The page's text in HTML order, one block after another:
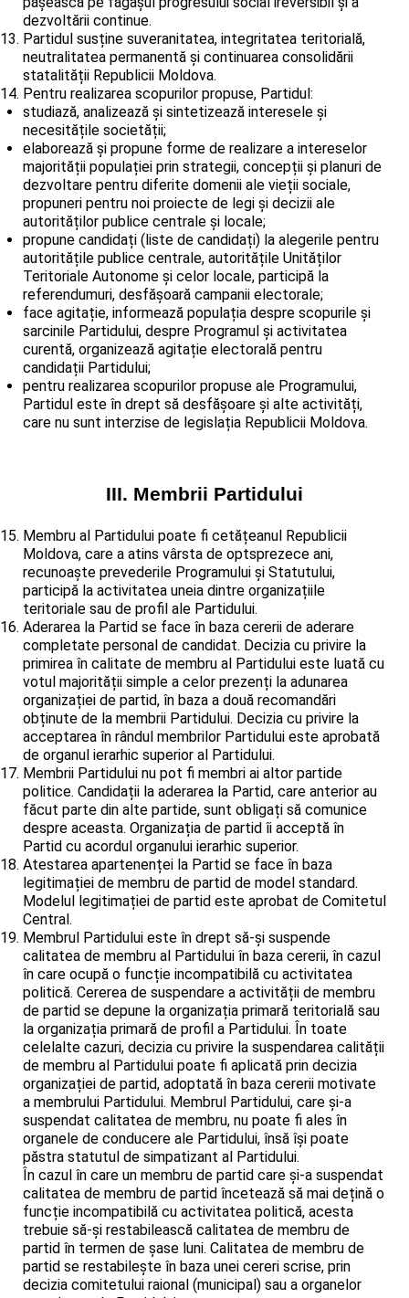
dezvoltării continue.
Partidul susține suveranitatea, integritatea teritorială,
neutralitatea permanentă și continuarea consolidării
statalității Republicii Moldova.
Pentru realizarea scopurilor propuse, Partidul:
studiază, analizează și sintetizează interesele și
necesitățile societății;
elaborează și propune forme de realizare a intereselor
majorității populației prin strategii, concepții și planuri de
dezvoltare pentru diferite domenii ale vieții sociale,
propuneri pentru noi proiecte de legi și decizii ale
autorităților publice centrale și locale;
propune candidați (liste de candidați) la alegerile pentru
autoritățile publice centrale, autoritățile Unităților
Teritoriale Autonome și celor locale, participă la
referendumuri, desfășoară campanii electorale;
face agitație, informează populația despre scopurile și
sarcinile Partidului, despre Programul și activitatea
curentă, organizează agitație electorală pentru
candidații Partidului;
pentru realizarea scopurilor propuse ale Programului,
Partidul este în drept să desfășoare și alte activități,
care nu sunt interzise de legislația Republicii Moldova.
III. Membrii Partidului
Membru al Partidului poate fi cetățeanul Republicii
Moldova, care a atins vârsta de optsprezece ani,
recunoaște prevederile Programului și Statutului,
participă la activitatea uneia dintre organizațiile
teritoriale sau de profil ale Partidului.
Aderarea la Partid se face în baza cererii de aderare
completate personal de candidat. Decizia cu privire la
primirea în calitate de membru al Partidului este luată cu
votul majorității simple a celor prezenți la adunarea
organizației de partid, în baza a două recomandări
obținute de la membrii Partidului. Decizia cu privire la
acceptarea în rândul membrilor Partidului este aprobată
de organul ierarhic superior al Partidului.
Membrii Partidului nu pot fi membri ai altor partide
politice. Candidații la aderarea la Partid, care anterior au
făcut parte din alte partide, sunt obligați să comunice
despre aceasta. Organizația de partid îi acceptă în
Partid cu acordul organului ierarhic superior.
Atestarea apartenenței la Partid se face în baza
legitimației de membru de partid de model standard.
Modelul legitimației de partid este aprobat de Comitetul
Central.
Membrul Partidului este în drept să-și suspende
calitatea de membru al Partidului în baza cererii, în cazul
în care ocupă o funcție incompatibilă cu activitatea
politică. Cererea de suspendare a activității de membru
de partid se depune la organizația primară teritorială sau
la organizația primară de profil a Partidului. În toate
celelalte cazuri, decizia cu privire la suspendarea calității
de membru al Partidului poate fi aplicată prin decizia
organizației de partid, adoptată în baza cererii motivate
a membrului Partidului. Membrul Partidului, care și-a
suspendat calitatea de membru, nu poate fi ales în
organele de conducere ale Partidului, însă își poate
păstra statutul de simpatizant al Partidului.
În cazul în care un membru de partid care și-a suspendat
calitatea de membru de partid încetează să mai dețină o
funcție incompatibilă cu activitatea politică, acesta
trebuie să-și restabilească calitatea de membru de
partid în termen de șase luni. Calitatea de membru de
partid se restabilește în baza unei cereri scrise, prin
decizia comitetului raional (municipal) sau a organelor